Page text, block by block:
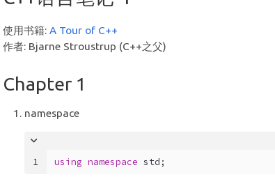
使用书籍: A Tour of C++
作者: Bjarne Stroustrup (C++之父)
Chapter 1
namespace
1 using namespace std;